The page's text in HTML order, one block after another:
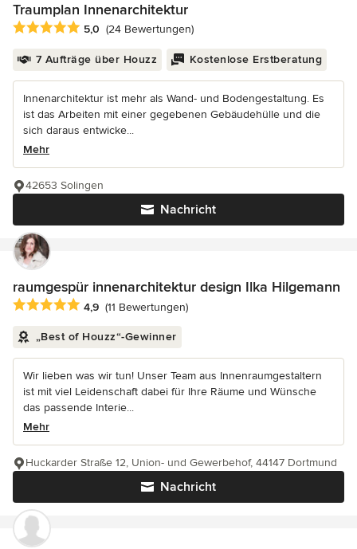
Traumplan Innenarchitektur
Durchschnittliche Bewertung: 5 von 5 Sternen
5,0 (24 Bewertungen)
7 Aufträge über Houzz Kostenlose Erstberatung
Innenarchitektur ist mehr als Wand- und Bodengestaltung. Es
ist das Arbeiten mit einer gegebenen Gebäudehülle und die
sich daraus entwicke...
Mehr
Nachricht
42653 Solingen
raumgespür innenarchitektur design Ilka Hilgemann
Durchschnittliche Bewertung: 4.9 von 5 Sternen
4,9 (11 Bewertungen)
„Best of Houzz“-Gewinner
Wir lieben was wir tun! Unser Team aus Innenraumgestaltern
ist mit viel Leidenschaft dabei für Ihre Räume und Wünsche
das passende Interie...
Mehr
Nachricht
Huckarder Straße 12, Union- und Gewerbehof, 44147 Dortmund